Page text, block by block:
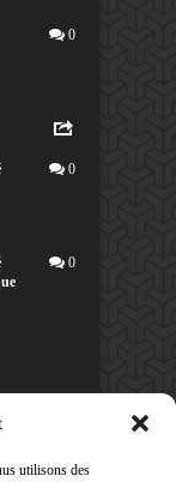
utilisons des
0
0
0